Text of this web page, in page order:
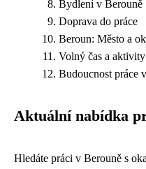
Bydlení v Berouně
Doprava do práce
Beroun: Město a
Volný čas a aktivity
Budoucnost práce
Aktuální nabídka
Hledáte práci v Berouně s